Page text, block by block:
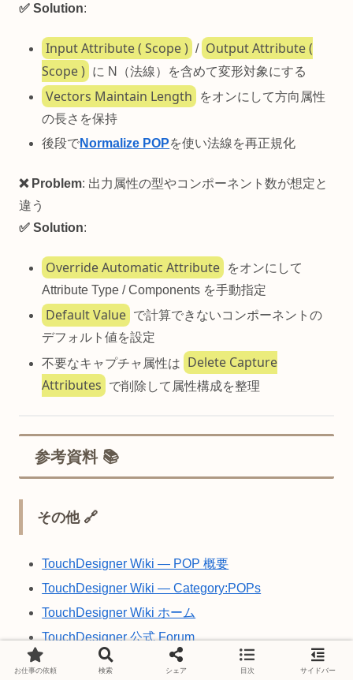
✅ Solution:
Input Attribute ( Scope ) / Output Attribute (
Scope )
に N（法線）を含めて変形対象にする
Vectors Maintain Length
をオンにして方向属性
の長さを保持
後段でNormalize POPを使い法線を再正規化
❌ Problem: 出力属性の型やコンポーネント数が想定と
違う
✅ Solution:
Override Automatic Attribute
をオンにして
Attribute Type / Components を手動指定
Default Value で計算できないコンポーネントの
デフォルト値を設定
不要なキャプチャ属性は
Delete Capture
Attributes
で削除して属性構成を整理
参考資料 📚
その他 🔗
TouchDesigner Wiki — POP 概要
TouchDesigner Wiki — Category:POPs
TouchDesigner Wiki ホーム
TouchDesigner 公式 Forum
Facebook — TouchDesigner Help Group
お仕事の依頼 検索 シェア 目次 サイドバー